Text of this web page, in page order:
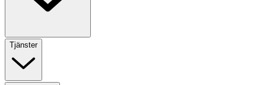
Tjänster